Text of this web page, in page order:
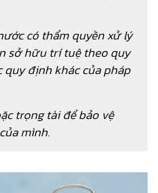
có thẩm quyền xử lý
sở hữu trí tuệ theo quy
quy định khác của pháp
trọng tài để bảo vệ
mình.